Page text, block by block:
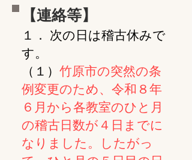
【連絡等】
１． 次の日は稽古休みで
す。
（１） 竹原市の突然の条
例変更のため、令和８年
６月から各教室のひと月
の稽古日数が４日までに
なりました。したがっ